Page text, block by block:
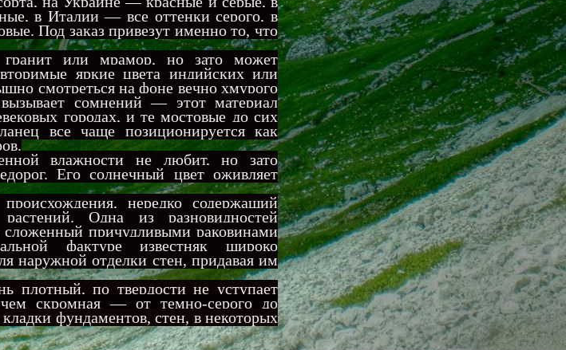
в Италии — все оттенки серого, в
Под заказ привезут именно то, что
или мрамор, но зато может
яркие цвета индийских или
смотреться на фоне вечно хмурого
сомнений — этот материал
городах, и те мостовые до сих
все чаще позиционируется как
влажности не любит, но зато
Его солнечный цвет оживляет
нередко содержащий
Одна из разновидностей
причудливыми раковинами
фактуре известняк широко
наружной отделки стен, придавая им
плотный, по твердости не уступает
скромная — от темно-серого до
фундаментов, стен, в некоторых